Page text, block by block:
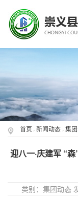
首页 > 新闻动态 > 集
迎八一·庆建军 “
类别：集团动态